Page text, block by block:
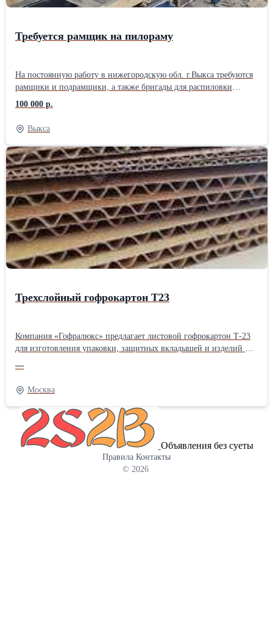
Требуется рамщик на пилораму
На постоянную работу в нижегородскую обл. г.Выкса требуются
рамщики и подрамщики, а также бригады для распиловки
кругляка (6м хвоя) на обрезной пиломатериал, 1700руб/м3 за
первый и второй сорт. Стабильная зарплата два раза в месяц.
График работы, вахтовый метод, или 5-6 дневка. Вахтовикам
100 000 р.
Выкса
Трехслойный гофрокартон Т23
Компания «Гофралюкс» предлагает листовой гофрокартон Т-23
для изготовления упаковки, защитных вкладышей и изделий из
внутреннего гофрированного слоя, который придает листу
жесткость и помогает сохранять форму даже при активном
использовании. В каталоге представлены листы трехслойного
гофрокартона Т-23 в различных форматах. Ознакомиться более
подробно Вы можете на нашем сайте
—
Москва
Объявления без суеты
Правила Контакты
© 2026